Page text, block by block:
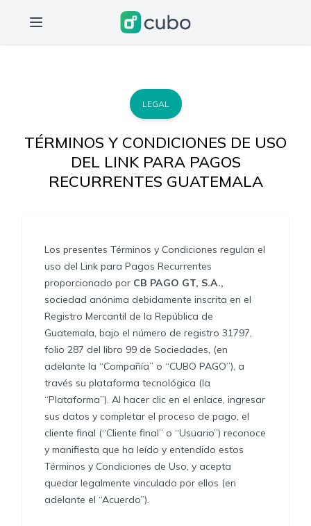
LEGAL
TÉRMINOS Y CONDICIONES DE USO
DEL LINK PARA PAGOS
RECURRENTES GUATEMALA
Los presentes Términos y Condiciones regulan el
uso del Link para Pagos Recurrentes
proporcionado por CB PAGO GT, S.A.,
sociedad anónima debidamente inscrita en el
Registro Mercantil de la República de
Guatemala, bajo el número de registro 31797,
folio 287 del libro 99 de Sociedades, (en
adelante la “Compañía” o “CUBO PAGO”), a
través su plataforma tecnológica (la
“Plataforma”). Al hacer clic en el enlace, ingresar
sus datos y completar el proceso de pago, el
cliente final (“Cliente final” o “Usuario”) reconoce
y manifiesta que ha leído y entendido estos
Términos y Condiciones de Uso, y acepta
quedar legalmente vinculado por ellos (en
adelante el “Acuerdo”).